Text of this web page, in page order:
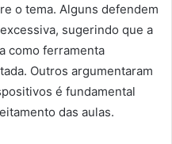
o tema. Alguns defendem
sugerindo que a
como ferramenta
Outros argumentaram
é fundamental
das aulas.